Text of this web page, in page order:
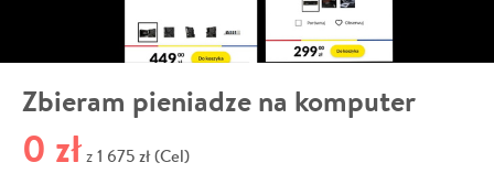
Zbieram pieniadze na komputer
0 zł z 1 675 zł (Cel)